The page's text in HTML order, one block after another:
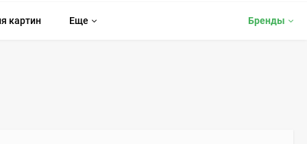
Бренды
картин Еще